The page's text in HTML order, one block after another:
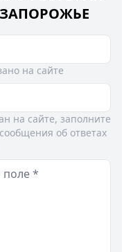
на сайте
на сайте, заполните
об ответах